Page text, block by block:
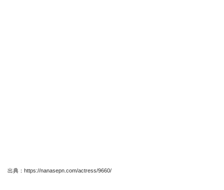
出典：https://nanasepn.com/actress/9660/